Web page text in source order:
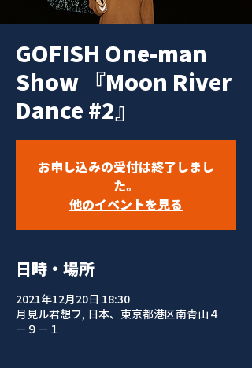
GOFISH One-man
Show 『Moon River
Dance #2』
お申し込みの受付は終了しまし
た。
他のイベントを見る
日時・場所
2021年12月20日 18:30
月見ル君想フ, 日本、東京都港区南青山４
−９−１